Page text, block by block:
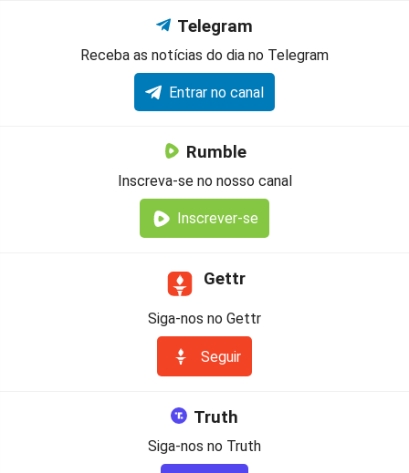
Telegram
Receba as notícias do dia no Telegram
Entrar no canal
Rumble
Inscreva-se no nosso canal
Inscrever-se
Gettr
Siga-nos no Gettr
Seguir
Truth
Siga-nos no Truth